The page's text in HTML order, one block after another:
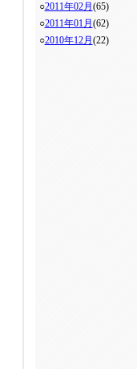
○2011年02月 (65)
○2011年01月 (62)
○2010年12月 (22)